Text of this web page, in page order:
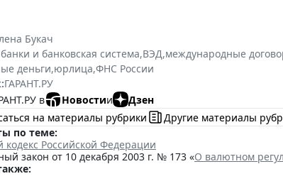
Букач
банки и банковская система,ВЭД,международные
деньги,юрлица,ФНС России
ГАРАНТ.РУ
в
Новостии
Дзен
на материалы рубрики
Другие материалы
по теме:
кодекс Российской Федерации
закон от 10 декабря 2003 г. № 173 «О валютном